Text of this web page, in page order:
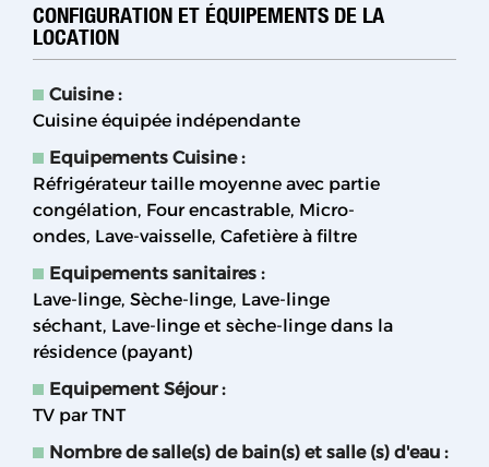
CONFIGURATION ET ÉQUIPEMENTS DE LA
LOCATION
Cuisine:
Cuisine équipée indépendante
Equipements Cuisine:
Réfrigérateur taille moyenne avec partie
congélation Four encastrable Micro-
ondes Lave-vaisselle Cafetière à filtre
Equipements sanitaires :
Lave-linge Sèche-linge Lave-linge
séchant Lave-linge et sèche-linge dans la
résidence (payant)
Equipement Séjour:
TV par TNT
Nombre de salle(s) de bain(s) et salle (s) d'eau :